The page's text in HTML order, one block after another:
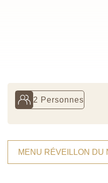
2 Personnes
MENU RÉVEILLON DU